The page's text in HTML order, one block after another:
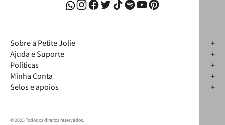
Sobre a Petite Jolie
Ajuda e Suporte
Políticas
Minha Conta
Selos e apoios
© 2025 Todos os direitos reservados.